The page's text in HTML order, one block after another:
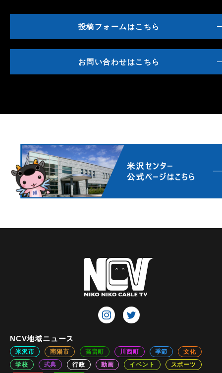
投稿フォームはこちら
お問い合わせはこちら
NCV地域ニュース
米沢市 南陽市 高畠町 川西町 季節
文化
学校
式典 行政 動画 イベント
スポーツ